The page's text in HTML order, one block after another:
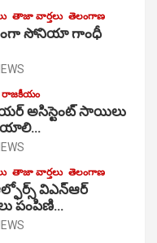
తాజా వార్తలు తెలంగాణ
సోనియా గాంధీ
రాజకీయం
అసిస్టెంట్ సాయిలు
చేయాలి…
తాజా వార్తలు తెలంగాణ
విఎన్ఆర్
పంపిణి…